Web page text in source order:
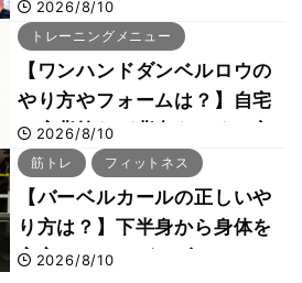
チョは半額の990円に
2026/8/10
トレーニングメニュー
【ワンハンドダンベルロウの
やり方やフォームは？】自宅
で広背筋など背中をつくる方
法をボディビル世界王者・鈴
木雅選手が解説
2026/8/10
筋トレ フィットネス
【バーベルカールの正しいや
り方は？】下半身から身体を
安定させるのがカギ！
2026/8/10